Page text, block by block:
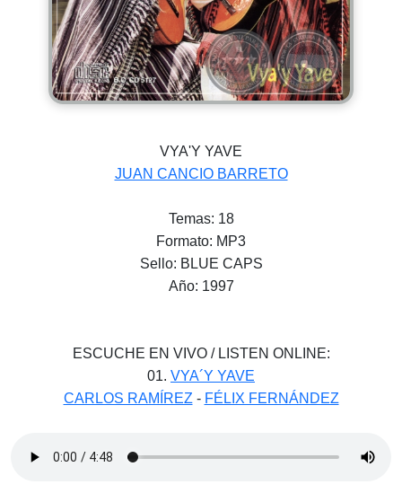
VYA'Y YAVE
JUAN CANCIO BARRETO
Temas: 18
Formato: MP3
Sello: BLUE CAPS
Año: 1997
ESCUCHE EN VIVO / LISTEN ONLINE:
01. VYA´Y YAVE
CARLOS RAMÍREZ - FÉLIX FERNÁNDEZ